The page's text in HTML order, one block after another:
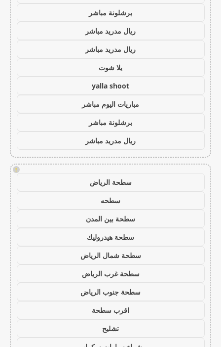
برشلونة مباشر
ريال مدريد مباشر
ريال مدريد مباشر
يلا شوت
yalla shoot
مباريات اليوم مباشر
برشلونة مباشر
ريال مدريد مباشر
!
سطحة الرياض
سطحه
سطحة بين المدن
سطحة هيدروليك
سطحة شمال الرياض
سطحة غرب الرياض
سطحة جنوب الرياض
اقرب سطحة
تشليح